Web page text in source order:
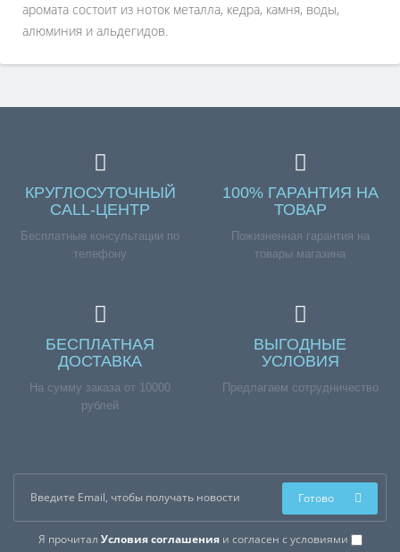
аромата состоит из ноток металла, кедра, камня, воды,
алюминия и альдегидов.
КРУГЛОСУТОЧНЫЙ
CALL-ЦЕНТР
Бесплатные консультации по
телефону
100% ГАРАНТИЯ НА
ТОВАР
Пожизненная гарантия на
товары магазина
БЕСПЛАТНАЯ
ДОСТАВКА
На сумму заказа от 10000
рублей
ВЫГОДНЫЕ
УСЛОВИЯ
Предлагаем сотрудничество
Я прочитал Условия соглашенияи согласен с условиями
Готово